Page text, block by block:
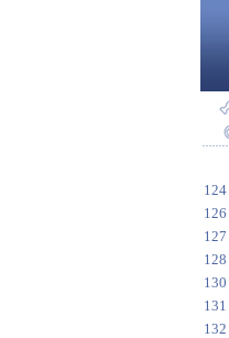
124
126
127
128
130
131
132